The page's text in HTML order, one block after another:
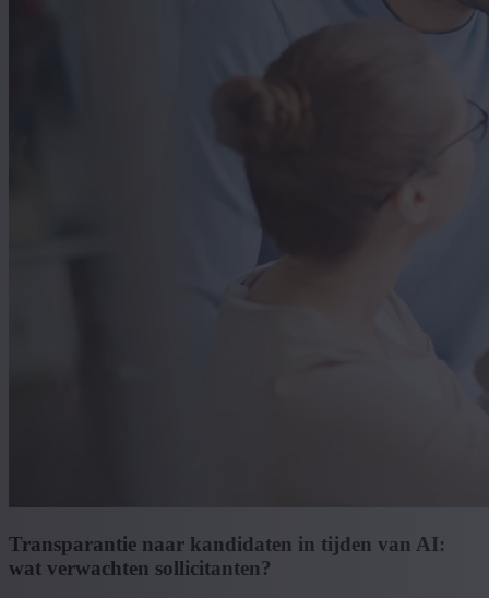
Transparantie naar kandidaten in tijden van AI:
wat verwachten sollicitanten?